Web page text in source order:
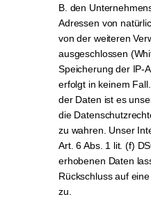
B. den
Adressen von
von der weiteren
ausgeschlossen
Speicherung der IP-
erfolgt in keinem
der Daten ist es
die
zu wahren. Unser
Art. 6 Abs. 1 lit. (f)
erhobenen Daten
Rückschluss auf
zu.